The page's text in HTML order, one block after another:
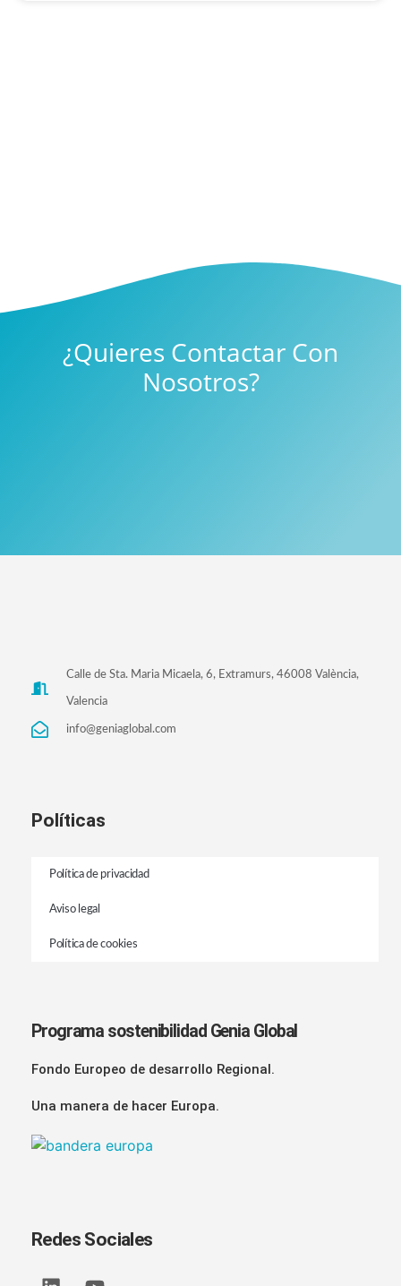
¿Quieres Contactar Con
Nosotros?
Calle de Sta. Maria Micaela, 6, Extramurs, 46008 València,
Valencia
info@geniaglobal.com
Políticas
Política de privacidad
Aviso legal
Política de cookies
Programa sostenibilidad Genia Global
Fondo Europeo de desarrollo Regional.
Una manera de hacer Europa.
Redes Sociales